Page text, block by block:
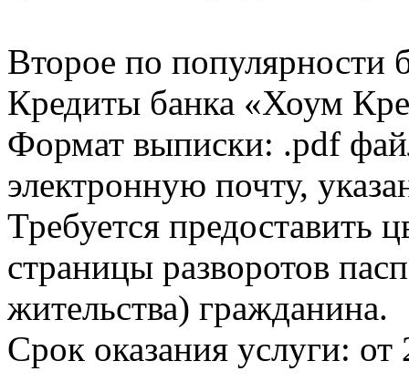
Второе по популярности
Кредиты банка «Хоум
Формат выписки: .pdf
электронную почту,
Требуется предоставить
страницы разворотов
жительства) гражданина.
Срок оказания услуги: от